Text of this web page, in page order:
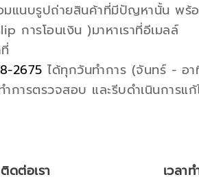
มแนบรูปถ่ายสินค้าที่มีปัญหานั้น พร้
การโอนเงิน )มาหาเราที่อีเมลล์
2675 ได้ทุกวันทำการ (จันทร์ - อ
ารตรวจสอบ และรีบดำเนินการแก้
ติดต่อเรา เวลา